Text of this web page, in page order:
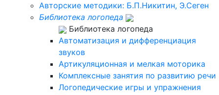
Авторские методики: Б.П.Никитин, Э.Сеген
Библиотека логопеда
Библиотека логопеда
Автоматизация и дифференциация
звуков
Артикуляционная и мелкая моторика
Комплексные занятия по развитию речи
Логопедические игры и упражнения